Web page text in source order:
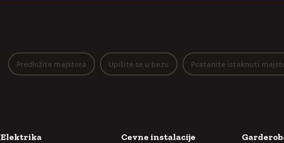
Predložite majstora Upišite se u bazu Postanite istaknuti
Elektrika Cevne instalacije